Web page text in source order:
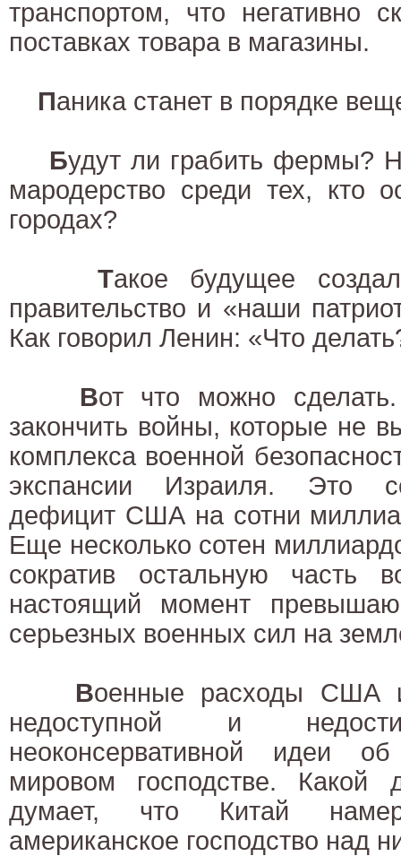
транспортом, что негативно
поставках товара в магазины.
Паника станет в порядке
Будут ли грабить фермы?
мародерство среди тех, кто
городах?
Такое будущее
правительство и «наши
Как говорил Ленин: «Что
Вот что можно
закончить войны, которые не
комплекса военной
экспансии Израиля. Это
дефицит США на сотни
Еще несколько сотен
сократив остальную часть
настоящий момент
серьезных военных сил на
Военные расходы США
недоступной и
неоконсервативной
мировом господстве. Какой
думает, что Китай
американское господство над